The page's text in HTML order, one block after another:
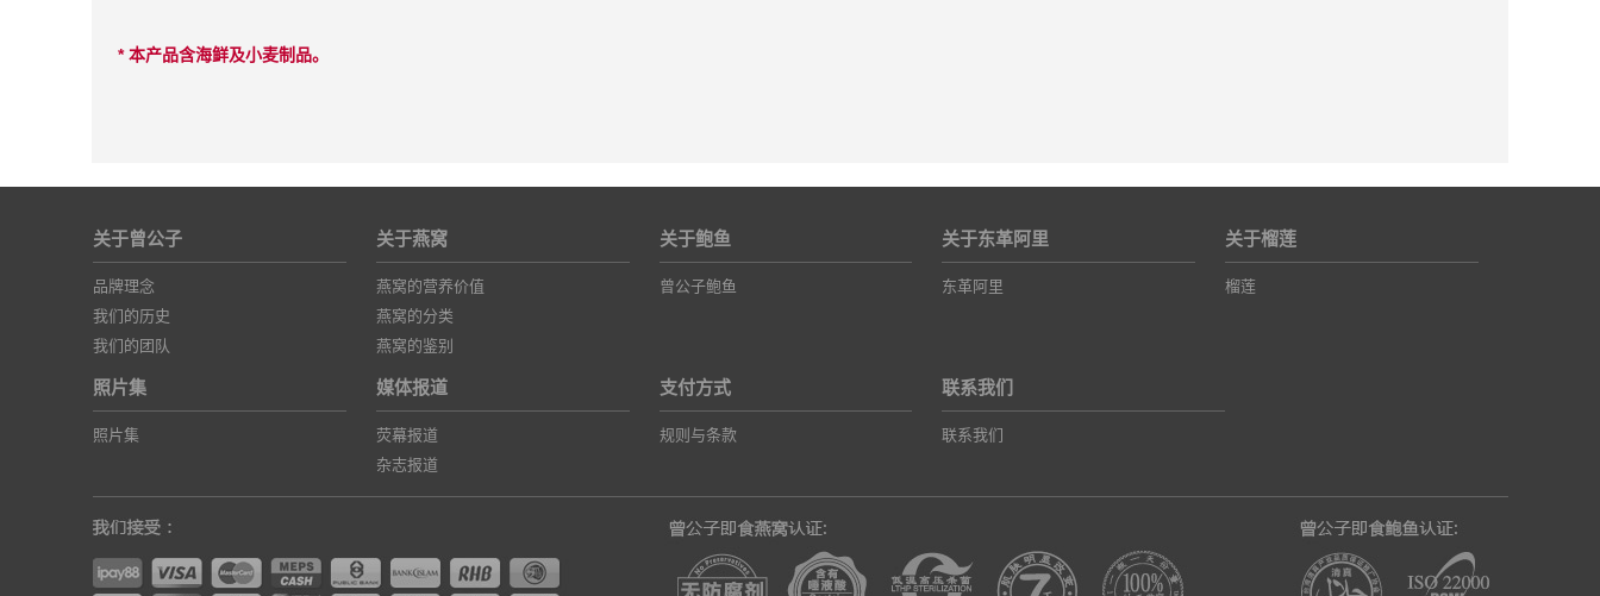
* 本产品含海鲜及小麦制品。
关于曾公子
品牌理念
我们的历史
我们的团队
关于燕窝
燕窝的营养价值
燕窝的分类
燕窝的鉴别
关于鲍鱼
曾公子鲍鱼
关于东革阿里
东革阿里
关于榴莲
榴莲
照片集
照片集
媒体报道
荧幕报道
杂志报道
支付方式
规则与条款
联系我们
联系我们